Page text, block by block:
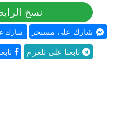
نسخ
شارك شارك على مسنجر
تابعنا على تلغرام